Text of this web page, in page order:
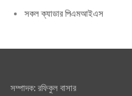
সকল ক্যাডার পিএমআইএস
সম্পাদক: রফিকুল বাসার